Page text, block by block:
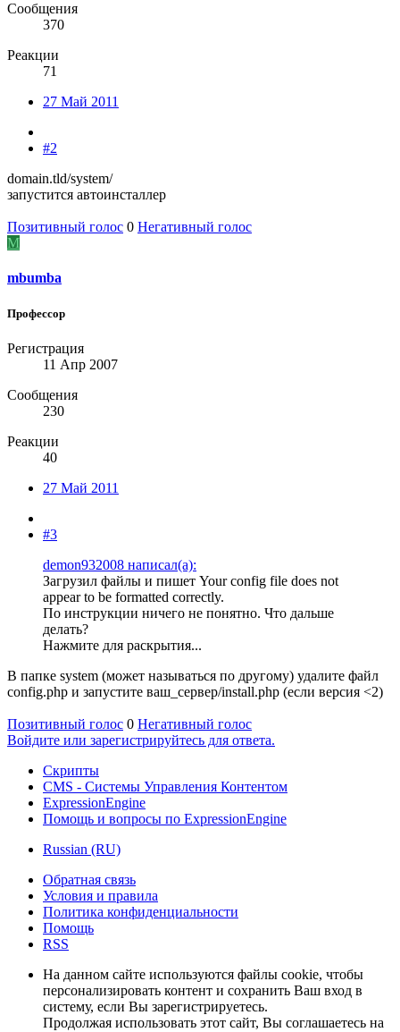
Сообщения
370
Реакции
71
27 Май 2011
#2
domain.tld/system/
запустится автоинсталлер
Позитивный голос 0 Негативный голос
M
mbumba
Профессор
Регистрация
11 Апр 2007
Сообщения
230
Реакции
40
27 Май 2011
#3
demon932008 написал(а):
Загрузил файлы и пишет Your config file does not
appear to be formatted correctly.
По инструкции ничего не понятно. Что дальше
делать?
Нажмите для раскрытия...
В папке system (может называться по другому) удалите файл
config.php и запустите ваш_сервер/install.php (если версия <2)
Позитивный голос 0 Негативный голос
Войдите или зарегистрируйтесь для ответа.
Скрипты
CMS - Системы Управления Контентом
ExpressionEngine
Помощь и вопросы по ExpressionEngine
Russian (RU)
Обратная связь
Условия и правила
Политика конфиденциальности
Помощь
RSS
На данном сайте используются файлы cookie, чтобы
персонализировать контент и сохранить Ваш вход в
систему, если Вы зарегистрируетесь.
Продолжая использовать этот сайт, Вы соглашаетесь на